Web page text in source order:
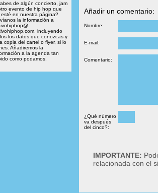
de algún concierto, jam
evento de hip hop que
esté en nuestra página?
la información a
incluyendo
los datos que conozcas y
copia del cartel o flyer, si lo
Añadiremos la
a la agenda tan
como podamos.
Añadir un comentario:
Nombre:
E-mail:
Comentario:
¿Qué número
va después
del cinco?:
IMPORTANTE:
relacionada con el